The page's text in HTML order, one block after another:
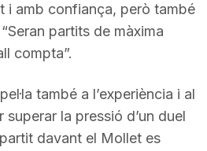
i amb confiança, però també
partits de màxima
compta”.
també a l’experiència i al
la pressió d’un duel
davant el Mollet es